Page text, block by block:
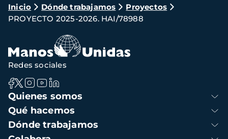
Ruta
de
navegación
Inicio Dónde trabajamos
Proyectos
PROYECTO 2025-2026. HAI/78988
Navegación
principal
Quienes somos
Qué hacemos
Dónde trabajamos
Redes sociales